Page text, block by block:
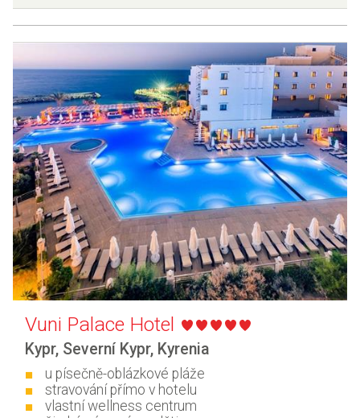
Vuni Palace Hotel
Kypr, Severní Kypr, Kyrenia
u písečně-oblázkové pláže
stravování přímo v hotelu
vlastní wellness centrum